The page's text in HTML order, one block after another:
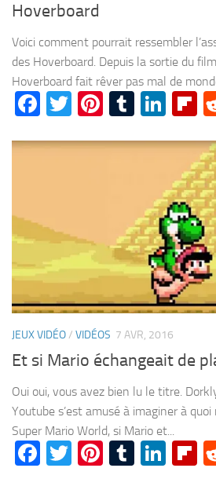
Hoverboard
Voici comment pourrait ressembler
des Hoverboard. Depuis la sortie du
Hoverboard fait rêver pas mal de
Facebook
TwitterPinterest
Tumblr
JEUX VIDÉO/ VIDÉOS 7 AVR, 2016
Et si Mario échangeait de
Oui oui, vous avez bien lu le titre.
Youtube s’est amusé à imaginer à
Super Mario World, si Mario et...
Facebook
Twitter
Pinterest
Tumblr